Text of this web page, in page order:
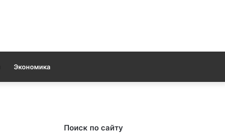
Экономика
Поиск по сайту